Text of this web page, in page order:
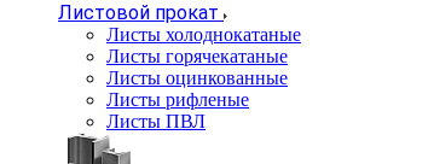
Листовой прокат
Листы холоднокатаные
Листы горячекатаные
Листы оцинкованные
Листы рифленые
Листы ПВЛ